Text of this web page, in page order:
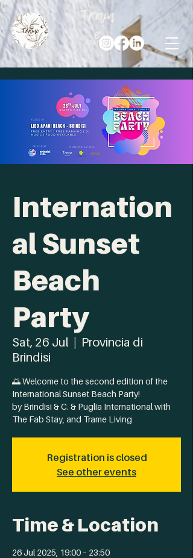
Tram
e
/trà·me/
Internation
al Sunset
Beach
Party
Sat, 26 Jul
Provincia di
Brindisi
🌅 Welcome to the second edition of the
International Sunset Beach Party!
by Brindisi & C. & Puglia International with
The Fab Stay, and Trame Living
Registration is closed
See other events
Time & Location
26 Jul 2025, 19:00 – 23:50